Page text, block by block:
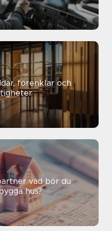
förenklar och
bör du
hus?